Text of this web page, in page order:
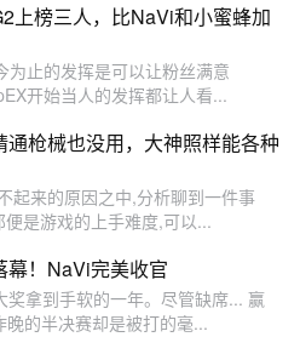
上榜三人，比NaVi和小蜜蜂加
为止的发挥是可以让粉丝满意
开始当人的发挥都让人看...
枪械也没用，大神照样能各种
起来的原因之中,分析聊到一件事
是游戏的上手难度,可以...
幕！NaVi完美收官
拿到手软的一年。尽管缺席... 赢
的半决赛却是被打的毫...